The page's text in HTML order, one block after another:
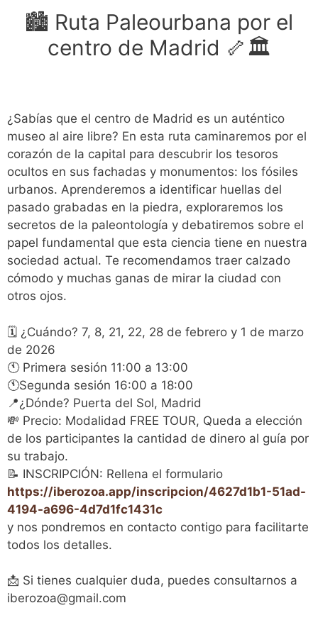
🏙️ Ruta Paleourbana por el
centro de Madrid 🦴🏛️
¿Sabías que el centro de Madrid es un auténtico
museo al aire libre? En esta ruta caminaremos por el
corazón de la capital para descubrir los tesoros
ocultos en sus fachadas y monumentos: los fósiles
urbanos. Aprenderemos a identificar huellas del
pasado grabadas en la piedra, exploraremos los
secretos de la paleontología y debatiremos sobre el
papel fundamental que esta ciencia tiene en nuestra
sociedad actual. Te recomendamos traer calzado
cómodo y muchas ganas de mirar la ciudad con
otros ojos.
🗓️ ¿Cuándo? 7, 8, 21, 22, 28 de febrero y 1 de marzo
de 2026
🕚 Primera sesión 11:00 a 13:00
🕚Segunda sesión 16:00 a 18:00
📍¿Dónde? Puerta del Sol, Madrid
💸 Precio: Modalidad FREE TOUR, Queda a elección
de los participantes la cantidad de dinero al guía por
su trabajo.
📝 INSCRIPCIÓN: Rellena el formulario
https://iberozoa.app/inscripcion/4627d1b1-51ad-
4194-a696-4d7d1fc1431c
y nos pondremos en contacto contigo para facilitarte
todos los detalles.
📩 Si tienes cualquier duda, puedes consultarnos a
iberozoa@gmail.com